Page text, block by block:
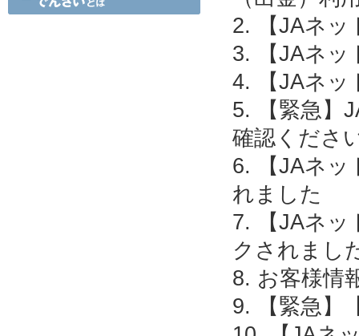
2. 【JAネッ
3. 【JAネッ
4. 【JAネッ
5. 【緊急】
確認くださ
6. 【JAネッ
れました
7. 【JAネッ
クされまし
8. お客様情
9. 【緊急】